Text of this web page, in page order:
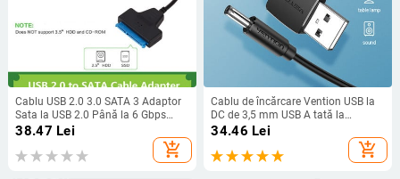
Cablu USB 2.0 3.0 SATA 3 Adaptor
Sata la USB 2.0 Până la 6 Gbps
Suport Disc dur HDD SSD extern de
2,5 inchi Cablu Sata III de 22 pini
38.47 Lei
add_shopping_cart
Cablu de încărcare Vention USB la
DC de 3,5 mm USB A tată la
conector jack 3,5 Adaptor pentru
încărcător sursă de alimentare 5V
pentru cablu de alimentare HUB
34.46 Lei
add_shopping_cart